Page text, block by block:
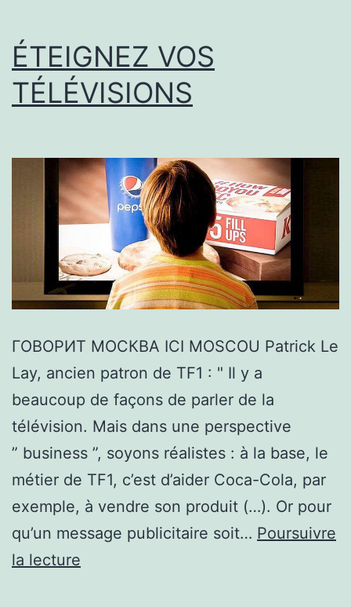
ÉTEIGNEZ VOS
TÉLÉVISIONS
ГОВОРИТ МОСКВА ICI MOSCOU Patrick Le
Lay, ancien patron de TF1 : " Il y a
beaucoup de façons de parler de la
télévision. Mais dans une perspective
” business ”, soyons réalistes : à la base, le
métier de TF1, c’est d’aider Coca-Cola, par
exemple, à vendre son produit (…). Or pour
qu’un message publicitaire soit… Poursuivre
la lecture